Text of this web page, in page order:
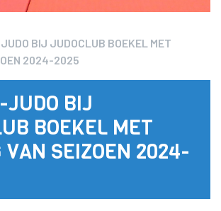
BIJ JUDOCLUB BOEKEL MET
2024-2025
BIJ
BOEKEL MET
VAN SEIZOEN 2024-